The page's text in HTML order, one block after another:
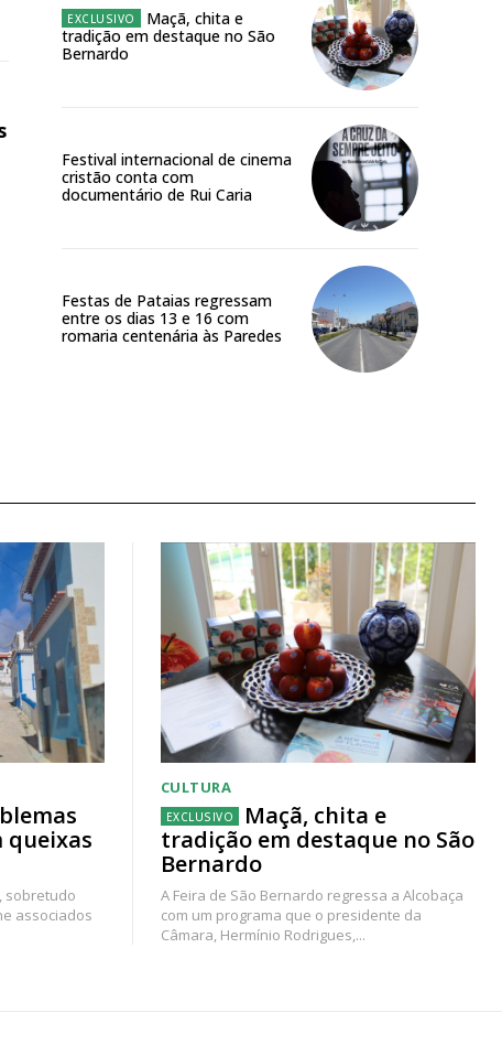
Maçã, chita e
tradição em destaque no São
Bernardo
Festival internacional de cinema
cristão conta com
documentário de Rui Caria
Festas de Pataias regressam
entre os dias 13 e 16 com
romaria centenária às Paredes
queixas
sobretudo
associados
CULTURA
Maçã, chita e
tradição em destaque no São
Bernardo
A Feira de São Bernardo regressa a Alcobaça
com um programa que o presidente da
Câmara, Hermínio Rodrigues,...